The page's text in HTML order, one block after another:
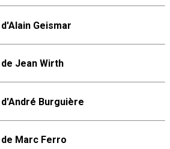
Geismar
Jean Wirth
Burguière
Marc Ferro